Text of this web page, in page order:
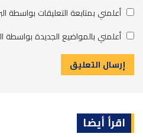
أعلمني بمتابعة التعليقات بواسطة
أعلمني بالمواضيع الجديدة بواسطة
اقرأ أيضا